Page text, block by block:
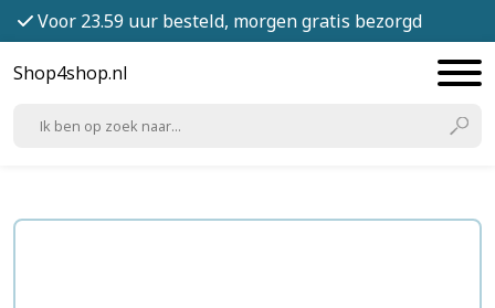
Voor 23.59 uur besteld, morgen gratis bezorgd
Shop4shop.nl